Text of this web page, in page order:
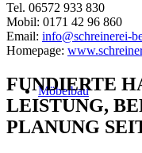
Möbelbau
Tel. 06572 933 830
Mobil: 0171 42 96 860
Email: info@schreinerei-
Homepage:
FUNDIERTE
LEISTUNG,
PLANUNG